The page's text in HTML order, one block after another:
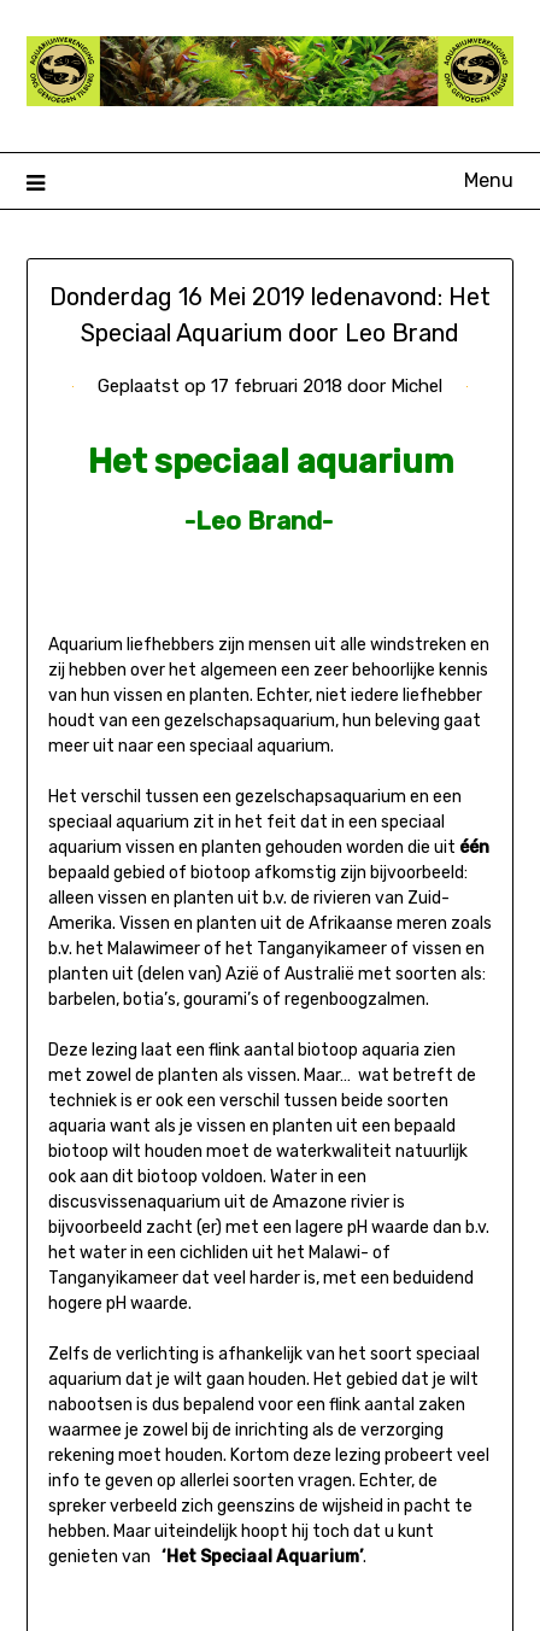
naar
inhoud
Menu
Donderdag 16 Mei 2019 ledenavond: Het
Speciaal Aquarium door Leo Brand
Geplaatst op 17 februari 2018 door Michel
Het speciaal aquarium
-Leo Brand-
Aquarium liefhebbers zijn mensen uit alle windstreken en
zij hebben over het algemeen een zeer behoorlijke kennis
van hun vissen en planten. Echter, niet iedere liefhebber
houdt van een gezelschapsaquarium, hun beleving gaat
meer uit naar een speciaal aquarium.
Het verschil tussen een gezelschapsaquarium en een
speciaal aquarium zit in het feit dat in een speciaal
aquarium vissen en planten gehouden worden die uit één
bepaald gebied of biotoop afkomstig zijn bijvoorbeeld:
alleen vissen en planten uit b.v. de rivieren van Zuid-
Amerika. Vissen en planten uit de Afrikaanse meren zoals
b.v. het Malawimeer of het Tanganyikameer of vissen en
planten uit (delen van) Azië of Australië met soorten als:
barbelen, botia’s, gourami’s of regenboogzalmen.
Deze lezing laat een flink aantal biotoop aquaria zien
met zowel de planten als vissen. Maar… wat betreft de
techniek is er ook een verschil tussen beide soorten
aquaria want als je vissen en planten uit een bepaald
biotoop wilt houden moet de waterkwaliteit natuurlijk
ook aan dit biotoop voldoen. Water in een
discusvissenaquarium uit de Amazone rivier is
bijvoorbeeld zacht (er) met een lagere pH waarde dan b.v.
het water in een cichliden uit het Malawi- of
Tanganyikameer dat veel harder is, met een beduidend
hogere pH waarde.
Zelfs de verlichting is afhankelijk van het soort speciaal
aquarium dat je wilt gaan houden. Het gebied dat je wilt
nabootsen is dus bepalend voor een flink aantal zaken
waarmee je zowel bij de inrichting als de verzorging
rekening moet houden. Kortom deze lezing probeert veel
info te geven op allerlei soorten vragen. Echter, de
spreker verbeeld zich geenszins de wijsheid in pacht te
hebben. Maar uiteindelijk hoopt hij toch dat u kunt
genieten van ‘Het Speciaal Aquarium’.